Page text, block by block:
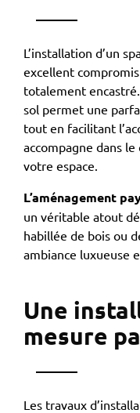
L’installation d’un
excellent
totalement
sol permet une
tout en facilitant
accompagne dans
votre espace.
L’aménagement
un véritable atout
habillée de bois ou
ambiance luxueuse
Une
mesure
Les travaux